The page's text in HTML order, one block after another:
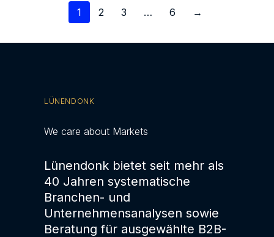
Seitennummerierung
1 2 3 … 6 →
LÜNENDONK
We care about Markets
Lünendonk bietet seit mehr als
40 Jahren systematische
Branchen- und
Unternehmensanalysen sowie
Beratung für ausgewählte B2B-